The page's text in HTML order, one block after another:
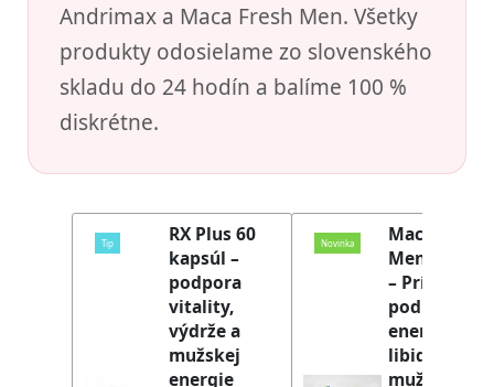
Andrimax a Maca Fresh Men. Všetky
produkty odosielame zo slovenského
skladu do 24 hodín a balíme 100 %
diskrétne.